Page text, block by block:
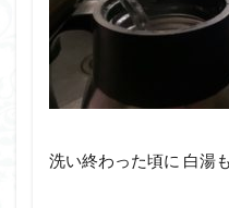
洗い終わった頃に 白湯